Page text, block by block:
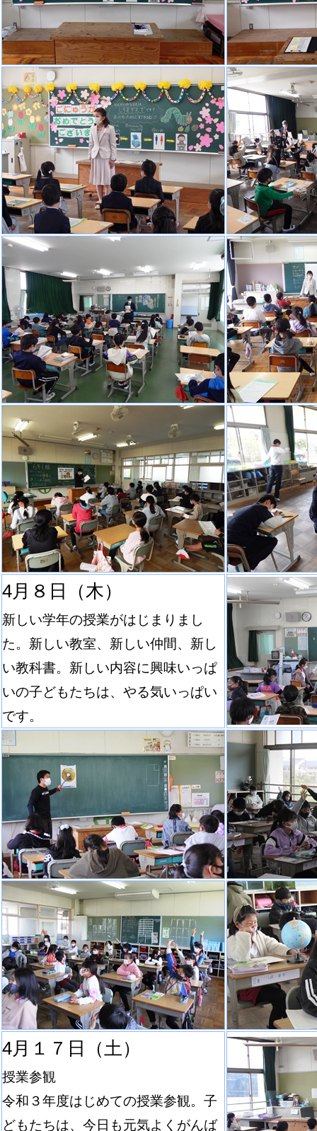
4月８日（木）
新しい学年の授業がはじまりまし
た。新しい教室、新しい仲間、新し
い教科書。新しい内容に興味いっぱ
いの子どもたちは、やる気いっぱい
です。
4月１７日（土）
授業参観
令和３年度はじめての授業参観。子
どもたちは、今日も元気よくがんば